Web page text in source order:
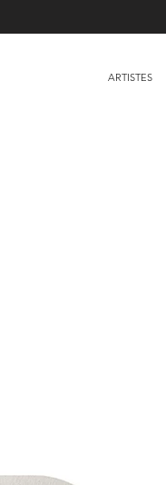
ARTISTES